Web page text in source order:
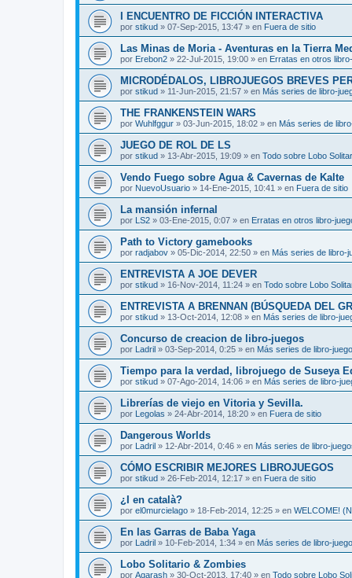
I ENCUENTRO DE FICCIÓN INTERACTIVA
por stikud » 07-Sep-2015, 13:47 » en Fuera de sitio
Las Minas de Moria - Aventuras en la Tierra
por Erebon2 » 22-Jul-2015, 19:00 » en Erratas en otros
MICRODÉDALOS, LIBROJUEGOS BREVES
por stikud » 11-Jun-2015, 21:57 » en Más series de libro-
THE FRANKENSTEIN WARS
por Wuhlfggur » 03-Jun-2015, 18:02 » en Más series de
JUEGO DE ROL DE LS
por stikud » 13-Abr-2015, 19:09 » en Todo sobre Lobo
Vendo Fuego sobre Agua & Cavernas de Kalte
por NuevoUsuario » 14-Ene-2015, 10:41 » en Fuera de sitio
La mansión infernal
por LS2 » 03-Ene-2015, 0:07 » en Erratas en otros libro-
Path to Victory gamebooks
por radjabov » 05-Dic-2014, 22:50 » en Más series de libro-
ENTREVISTA A JOE DEVER
por stikud » 16-Nov-2014, 11:24 » en Todo sobre Lobo
ENTREVISTA A BRENNAN (BÚSQUEDA DEL
por stikud » 13-Oct-2014, 12:08 » en Más series de libro-
Concurso de creacion de libro-juegos
por Ladril » 03-Sep-2014, 0:25 » en Más series de libro-
Tiempo para la verdad, librojuego de Suseya
por stikud » 07-Ago-2014, 14:06 » en Más series de libro-
Librerías de viejo en Vitoria y Sevilla.
por Legolas » 24-Abr-2014, 18:20 » en Fuera de sitio
Dangerous Worlds
por Ladril » 12-Abr-2014, 0:46 » en Más series de libro-
CÓMO ESCRIBIR MEJORES LIBROJUEGOS
por stikud » 26-Feb-2014, 12:17 » en Fuera de sitio
¿I en català?
por el0murcielago » 18-Feb-2014, 12:25 » en WELCOME!
En las Garras de Baba Yaga
por Ladril » 10-Feb-2014, 1:34 » en Más series de libro-
Lobo Solitario & Zombies
por Agarash » 30-Oct-2013, 17:40 » en Todo sobre Lobo